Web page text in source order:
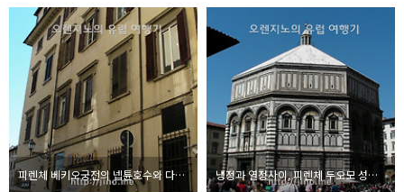
피렌체 베키오궁전의 넵튠호수와 다비드상 - 오렌지노의 유럽여행기 #25 냉정과 열정사이, 피렌체 두오모 성당에서 - 오렌지노의 유럽여행기 #24